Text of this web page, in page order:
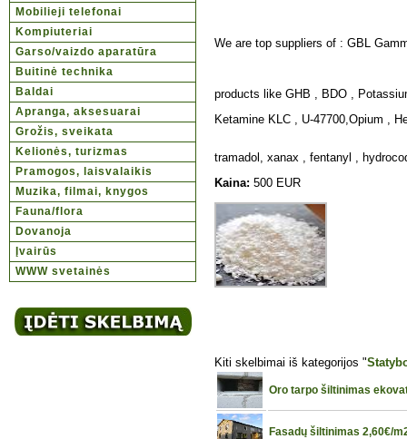
Mobilieji telefonai
Kompiuteriai
Garso/vaizdo aparatūra
Buitinė technika
Baldai
Apranga, aksesuarai
Grožis, sveikata
Kelionės, turizmas
Pramogos, laisvalaikis
Muzika, filmai, knygos
Fauna/flora
Dovanoja
Įvairūs
WWW svetainės
We are top suppliers of : GBL
products like GHB , BDO ,
Ketamine KLC , U-47700,Opium ,
tramadol, xanax , fentanyl ,
Kaina: 500 EUR
Kiti skelbimai iš kategorijos "
Oro tarpo šiltinimas
Fasadų šiltinimas 2,60€/